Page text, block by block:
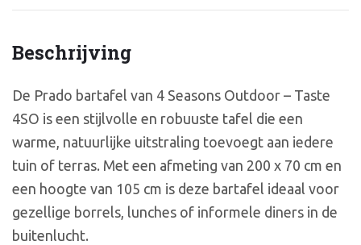
Beschrijving
De Prado bartafel van 4 Seasons Outdoor – Taste
4SO is een stijlvolle en robuuste tafel die een
warme, natuurlijke uitstraling toevoegt aan iedere
tuin of terras. Met een afmeting van 200 x 70 cm en
een hoogte van 105 cm is deze bartafel ideaal voor
gezellige borrels, lunches of informele diners in de
buitenlucht.